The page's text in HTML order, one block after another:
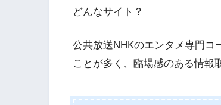
どんなサイト？
公共放送NHKのエンタメ専門コ
ことが多く、臨場感のある情報